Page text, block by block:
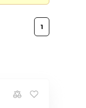
1